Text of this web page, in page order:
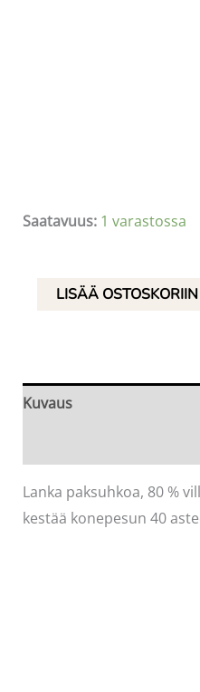
Saatavuus: 1 varastossa
Käsinneulotut
määrä
LISÄÄ OSTOSKORIIN
Kuvaus
Lanka paksuhkoa, 80 %
kestää konepesun 40